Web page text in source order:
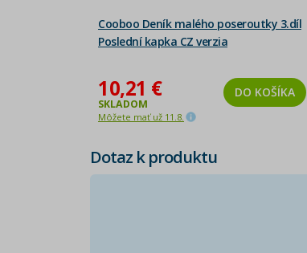
Cooboo Deník malého poseroutky 3.díl
Poslední kapka CZ verzia
10,21 €
SKLADOM
Môžete mať už 11.8.
DO KOŠÍKA
Dotaz k produktu